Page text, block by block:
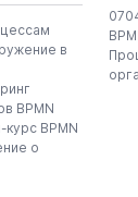
в
BPMN
BPMN
о